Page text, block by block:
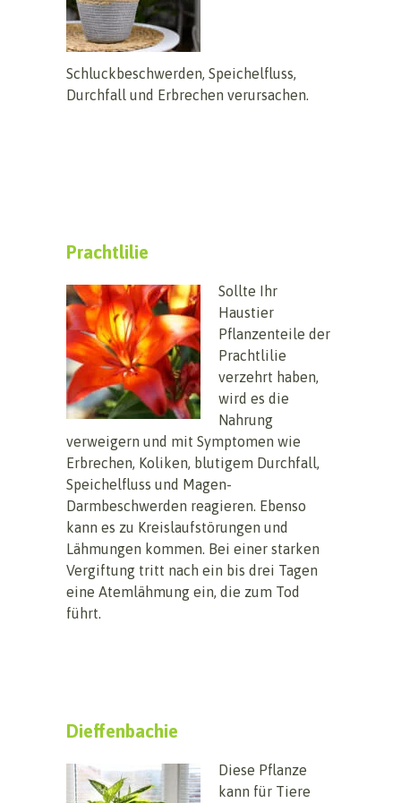
Schluckbeschwerden, Speichelfluss,
Durchfall und Erbrechen verursachen.
Prachtlilie
Sollte Ihr
Haustier
Pflanzenteile der
Prachtlilie
verzehrt haben,
wird es die
Nahrung
verweigern und mit Symptomen wie
Erbrechen, Koliken, blutigem Durchfall,
Speichelfluss und Magen-
Darmbeschwerden reagieren. Ebenso
kann es zu Kreislaufstörungen und
Lähmungen kommen. Bei einer starken
Vergiftung tritt nach ein bis drei Tagen
eine Atemlähmung ein, die zum Tod
führt.
Dieffenbachie
Diese Pflanze
kann für Tiere